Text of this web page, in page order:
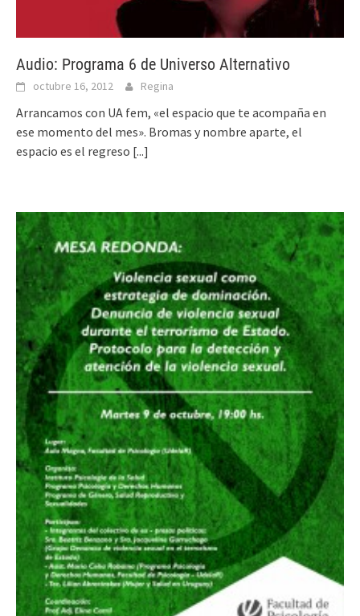
Audio: Programa 6 de Universo Alternativo
octubre 16, 2012 Regina
Arrancamos con UA fem, «el espacio que te acompaña en
ese momento del mes». Bromas y nombre aparte, el
espacio es el regreso [...]